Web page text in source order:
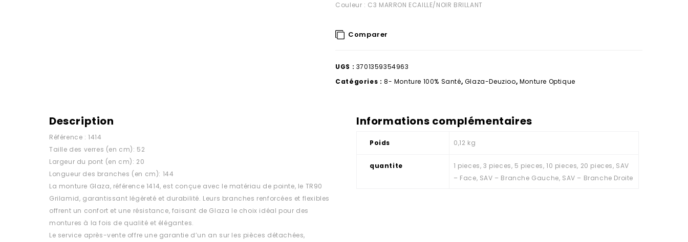
Couleur : C3 MARRON ECAILLE/NOIR BRILLANT
Comparer
UGS : 3701359354963
Catégories : 8- Monture 100% Santé, Glaza-Deuzioo, Monture Optique
Description
Référence : 1414
Taille des verres (en cm): 52
Largeur du pont (en cm): 20
Longueur des branches (en cm): 144
La monture Glaza, référence 1414, est conçue avec le matériau de pointe, le TR90
Grilamid, garantissant légèreté et durabilité. Leurs branches renforcées et flexibles
offrent un confort et une résistance, faisant de Glaza le choix idéal pour des
montures à la fois de qualité et élégantes.
Le service après-vente offre une garantie d’un an sur les pièces détachées,
Informations complémentaires
Poids 0,12 kg
quantite
1 pieces, 3 pieces, 5 pieces, 10 pieces, 20 pieces, SAV
– Face, SAV – Branche Gauche, SAV – Branche Droite